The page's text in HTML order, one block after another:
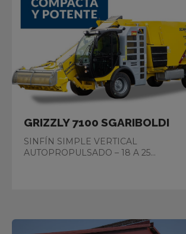
GRIZZLY 7100 SGARIBOLDI
SINFÍN SIMPLE VERTICAL
AUTOPROPULSADO – 18 A 25...